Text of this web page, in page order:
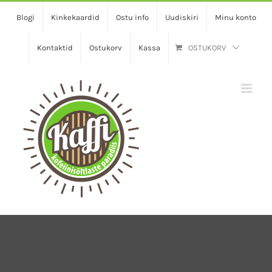
Blogi Kinkekaardid Ostu info Uudiskiri Minu konto
Kontaktid Ostukorv Kassa OSTUKORV